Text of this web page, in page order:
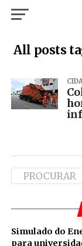
All posts
Simulado do
para